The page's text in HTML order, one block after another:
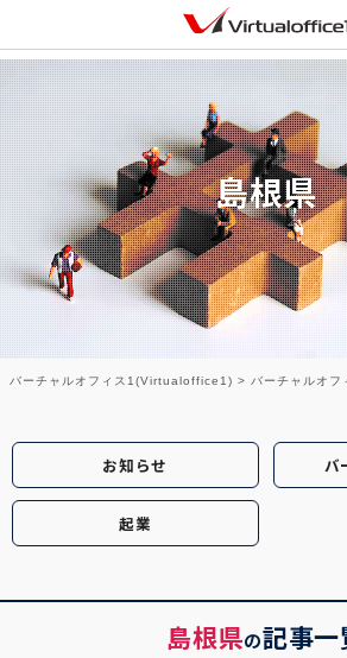
島根県
バーチャルオフィス1(Virtualoffice1) > バーチャルオフ
お知らせ バ
起業
島根県の記事一